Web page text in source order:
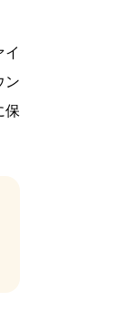
ン
保